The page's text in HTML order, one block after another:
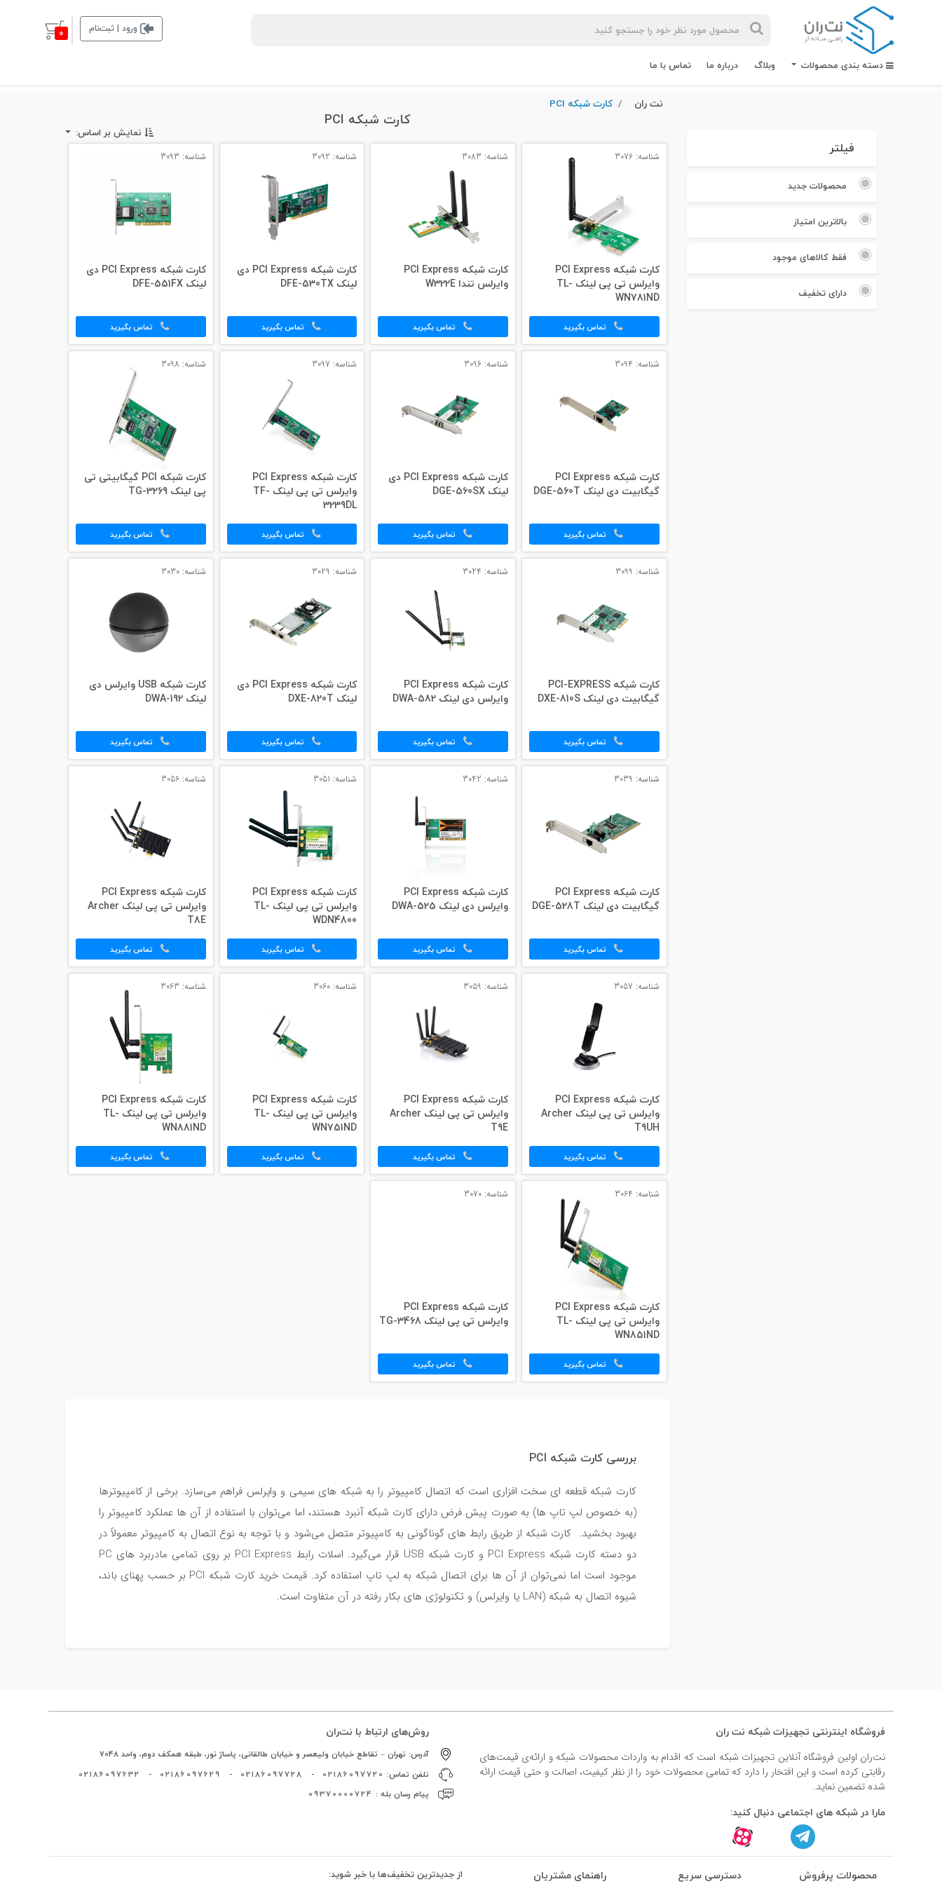
ورود | ثبت‌نام 0
دسته بندی محصولات وبلاگ درباره ما تماس با ما
#کابل شبکه لگراند
#کابل شبکه نگزنس
فیلتر
محصولات جدید
بالاترین امتیاز
فقط کالاهای موجود
دارای تخفیف
نت ران کارت شبکه PCI
کارت شبکه PCI
نمایش بر اساس:
شناسه: 3076
کارت شبکه PCI Express
وایرلس تی پی لینک TL-
WN781ND
تماس بگیرید
شناسه: 3083
کارت شبکه PCI Express
وایرلس تندا W322E
تماس بگیرید
شناسه: 3092
کارت شبکه PCI Express دی
لینک DFE-530TX
تماس بگیرید
شناسه: 3093
کارت شبکه PCI Express دی
لینک DFE-551FX
تماس بگیرید
شناسه: 3094
کارت شبکه PCI Express
گیگابیت دی لینک DGE-560T
تماس بگیرید
شناسه: 3096
کارت شبکه PCI Express دی
لینک DGE-560SX
تماس بگیرید
شناسه: 3097
کارت شبکه PCI Express
وایرلس تی پی لینک TF-
3239DL
تماس بگیرید
شناسه: 3098
کارت شبکه PCI گیگابیتی تی
پی لینک TG-3269
تماس بگیرید
شناسه: 3099
کارت شبکه PCI-EXPRESS
گیگابیت دی لینک DXE-810S
تماس بگیرید
شناسه: 3024
کارت شبکه PCI Express
وایرلس دی لینک DWA-582
تماس بگیرید
شناسه: 3029
کارت شبکه PCI Express دی
لینک DXE-820T
تماس بگیرید
شناسه: 3030
کارت شبکه USB وایرلس دی
لینک DWA-192
تماس بگیرید
شناسه: 3039
کارت شبکه PCI Express
گیگابیت دی لینک DGE-528T
تماس بگیرید
شناسه: 3042
کارت شبکه PCI Express
وایرلس دی لینک DWA-525
تماس بگیرید
شناسه: 3051
کارت شبکه PCI Express
وایرلس تی پی لینک TL-
WDN4800
تماس بگیرید
شناسه: 3056
کارت شبکه PCI Express
وایرلس تی پی لینک Archer
T8E
تماس بگیرید
شناسه: 3057
کارت شبکه PCI Express
وایرلس تی پی لینک Archer
T9UH
تماس بگیرید
شناسه: 3059
کارت شبکه PCI Express
وایرلس تی پی لینک Archer
T9E
تماس بگیرید
شناسه: 3060
کارت شبکه PCI Express
وایرلس تی پی لینک TL-
WN751ND
تماس بگیرید
شناسه: 3063
کارت شبکه PCI Express
وایرلس تی پی لینک TL-
WN881ND
تماس بگیرید
شناسه: 3064
کارت شبکه PCI Express
وایرلس تی پی لینک TL-
WN851ND
تماس بگیرید
شناسه: 3070
کارت شبکه PCI Express
وایرلس تی پی لینک TG-3468
تماس بگیرید
بررسی کارت شبکه PCI
کارت شبکه قطعه ای سخت افزاری است که اتصال کامپیوتر را به شبکه های سیمی و وایرلس فراهم می‌سازد. برخی از کامپیوترها
(به خصوص لپ تاپ ها) به صورت پیش فرض دارای کارت شبکه آنبرد هستند، اما می‌توان با استفاده از آن ها عملکرد کامپیوتر را
بهبود بخشید. کارت شبکه از طریق رابط های گوناگونی به کامپیوتر متصل می‌شود و با توجه به نوع اتصال به کامپیوتر معمولاً در
دو دسته کارت شبکه PCI Express و کارت شبکه USB قرار می‌گیرد. اسلات رابط PCI Express بر روی تمامی مادربرد های PC
موجود است اما نمی‌توان از آن ها برای اتصال شبکه به لپ تاپ استفاده کرد. قیمت خرید کارت شبکه PCI بر حسب پهنای باند،
شیوه اتصال به شبکه (LAN یا وایرلس) و تکنولوژی های بکار رفته در آن متفاوت است.
فروشگاه اینترنتی تجهیزات شبکه نت ران
نت‌ران اولین فروشگاه آنلاین تجهیزات شبکه است که اقدام به واردات محصولات شبکه و ارائه‌ی قیمت‌های
رقابتی کرده است و این افتخار را دارد که تمامی محصولات خود را از نظر کیفیت، اصالت و حتی قیمت ارائه
شده تضمین نماید.
مارا در شبکه های اجتماعی دنبال کنید:
روش‌های ارتباط با نت‌ران
آدرس: تهران – تقاطع خیابان ولیعصر و خیابان طالقانی، پاساژ نور، طبقه همکف دوم، واحد 7048
تلفن تماس: 02186097720
-
02186097728
-
02186097629
-
02186097632
پیام رسان بله : 09370000724
محصولات پرفروش دسترسی سریع راهنمای مشتریان از جدیدترین تخفیف‌ها با خبر شوید: